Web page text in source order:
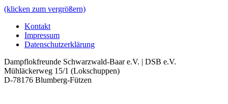
(klicken zum vergrößern)
Kontakt
Impressum
Datenschutzerklärung
Dampflokfreunde Schwarzwald-Baar e.V. | DSB e.V.
Mühläckerweg 15/1 (Lokschuppen)
D-78176 Blumberg-Fützen